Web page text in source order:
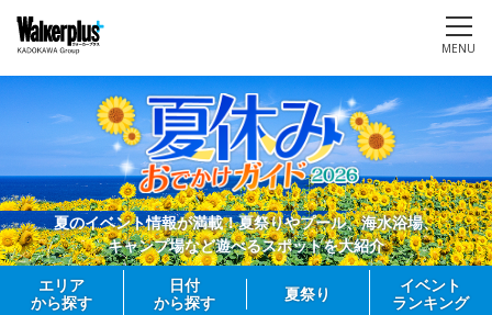
MENU
夏のイベント情報が満載！夏祭りやプール、海水浴場、
キャンプ場など遊べるスポットを大紹介
エリア
から探す
日付
から探す
夏祭り
イベント
ランキング